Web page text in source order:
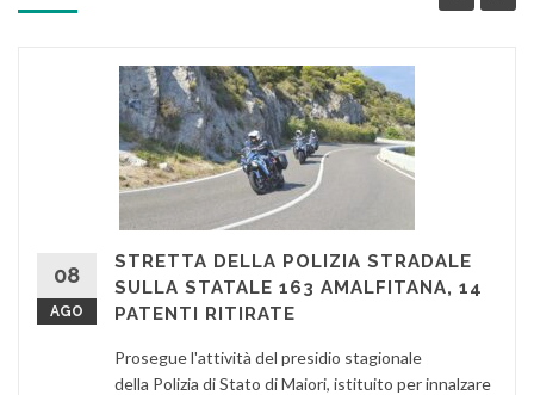
08
AGO
STRETTA DELLA POLIZIA STRADALE
SULLA STATALE 163 AMALFITANA, 14
PATENTI RITIRATE
Prosegue l'attività del presidio stagionale
della Polizia di Stato di Maiori, istituito per innalzare